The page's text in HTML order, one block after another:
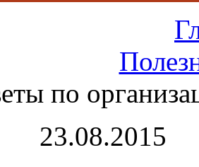
по
23.08.2015